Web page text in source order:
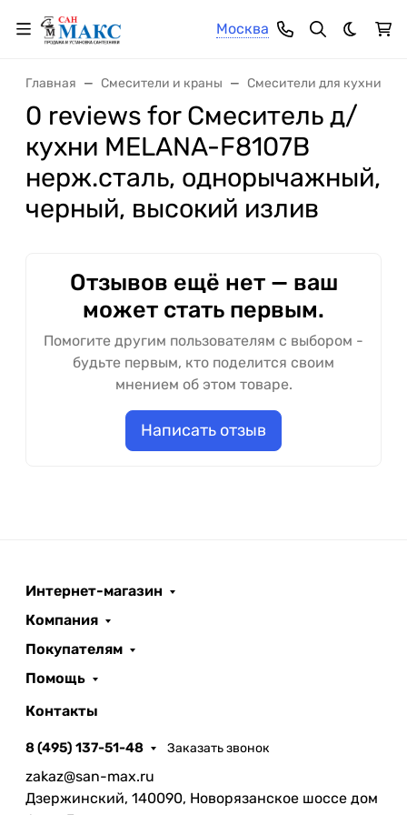
Москва
Темная
Главная Смесители и краны Смесители для кухни
0 reviews for Смеситель д/
кухни MELANA-F8107В
нерж.сталь, однорычажный,
черный, высокий излив
Отзывов ещё нет — ваш
может стать первым.
Помогите другим пользователям с выбором -
будьте первым, кто поделится своим
мнением об этом товаре.
Написать отзыв
Интернет-магазин
Компания
Покупателям
Помощь
Контакты
8 (495) 137-51-48 Заказать звонок
zakaz@san-max.ru
Дзержинский, 140090, Новорязанское шоссе дом